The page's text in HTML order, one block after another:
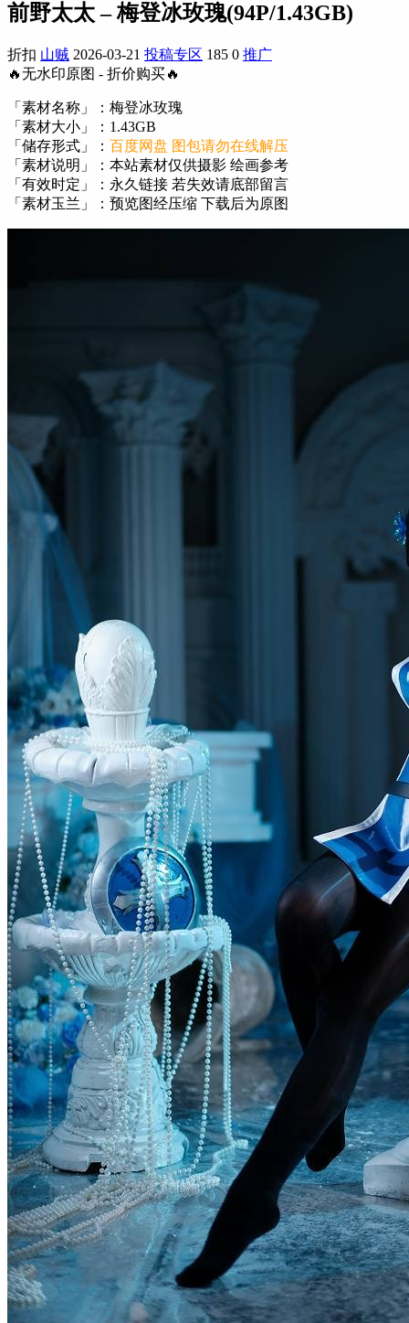
前野太太 – 梅登冰玫瑰(94P/1.43GB)
折扣 山贼 2026-03-21 投稿专区 185 0 推广
🔥无水印原图 - 折价购买🔥
「素材名称」：梅登冰玫瑰
「素材大小」：1.43GB
「储存形式」： 百度网盘 图包请勿在线解压
「素材说明」：本站素材仅供摄影 绘画参考
「有效时定」：永久链接 若失效请底部留言
「素材玉兰」：预览图经压缩 下载后为原图